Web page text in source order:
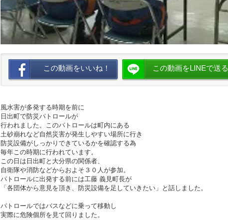
この動画をいいね！ この動画をLINEで送る
風水害が多発する時期を前に
日出町で防災パトロールが
行われました。このパトロールは町内にある
土砂崩れなど自然災害が発生しやすい場所に行き
防災設備がしっかりできているかを確認する為
毎年この時期に行われています。
この日は日出町と大分県の関係者、
自衛隊や消防などからおよそ３０人が参加。
パトロールに出発する前には工藤 義見町長が
「各団体から意見を頂き、防災設備を足していきたい」と話しました。
パトロールではバスなどに乗って移動し
実際に危険個所を見て回りました。